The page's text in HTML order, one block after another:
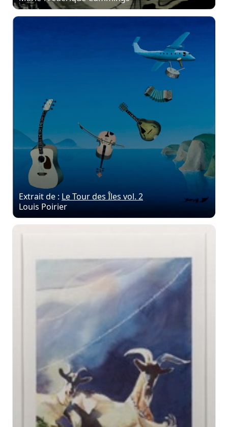
Extrait de : Le Tour des Îles vol. 2
Louis Poirier